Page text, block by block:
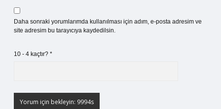
Daha sonraki yorumlarımda kullanılması için adım, e-posta adresim ve
site adresim bu tarayıcıya kaydedilsin.
10 - 4 kaçtır? *